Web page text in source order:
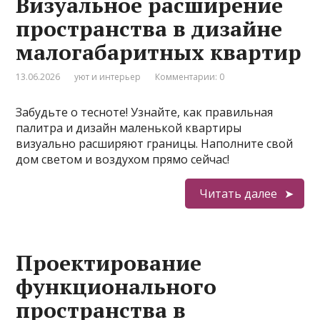
пространства в дизайне
малогабаритных квартир
13.06.2026 уют и интерьер Комментарии: 0
Забудьте о тесноте! Узнайте, как правильная
палитра и дизайн маленькой квартиры
визуально расширяют границы. Наполните свой
дом светом и воздухом прямо сейчас!
Читать далее
Проектирование
функционального
пространства в